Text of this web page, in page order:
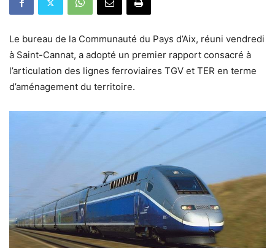
Le bureau de la Communauté du Pays d’Aix, réuni vendredi
à Saint-Cannat, a adopté un premier rapport consacré à
l’articulation des lignes ferroviaires TGV et TER en terme
d’aménagement du territoire.